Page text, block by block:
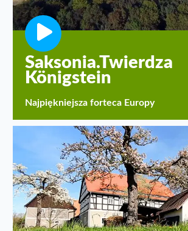
Saksonia.Twierdza
Königstein
Najpiękniejsza forteca Europy